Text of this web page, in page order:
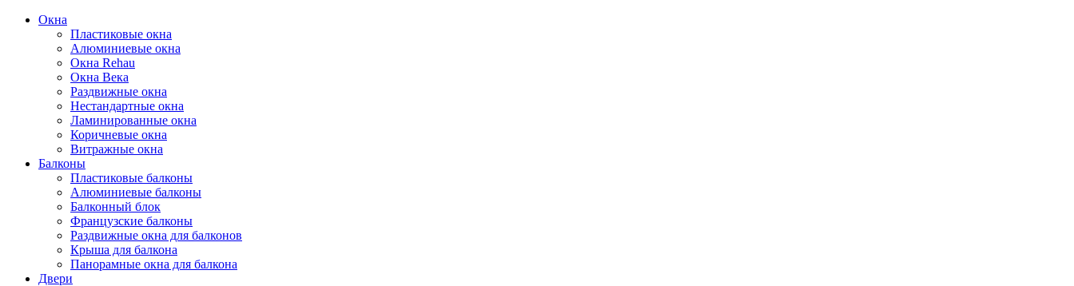
Окна
Пластиковые окна
Алюминиевые окна
Окна Rehau
Окна Века
Раздвижные окна
Нестандартные окна
Ламинированные окна
Коричневые окна
Витражные окна
Балконы
Пластиковые балконы
Алюминиевые балконы
Балконный блок
Французские балконы
Раздвижные окна для балконов
Крыша для балкона
Панорамные окна для балкона
Двери